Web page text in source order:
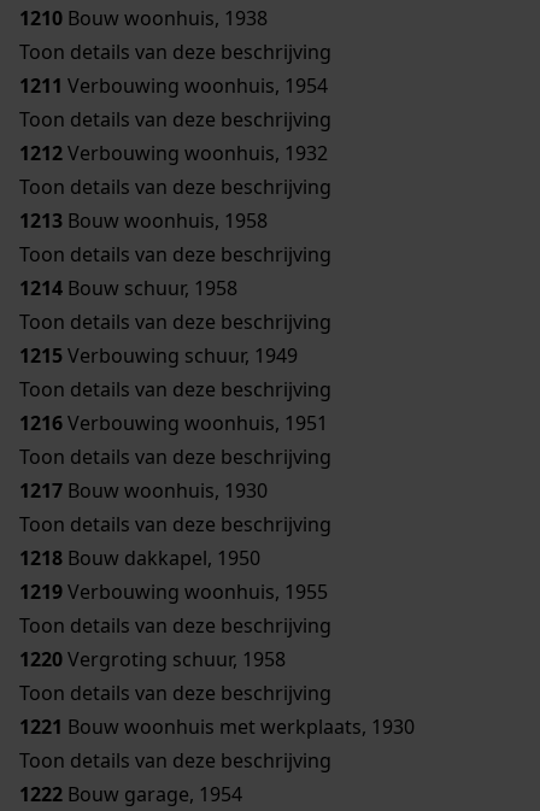
1210 Bouw woonhuis, 1938
Toon details van deze beschrijving
1211 Verbouwing woonhuis, 1954
Toon details van deze beschrijving
1212Verbouwing woonhuis, 1932
Toon details van deze beschrijving
1213 Bouw woonhuis, 1958
Toon details van deze beschrijving
1214 Bouw schuur, 1958
Toon details van deze beschrijving
1215Verbouwing schuur, 1949
Toon details van deze beschrijving
1216Verbouwing woonhuis, 1951
Toon details van deze beschrijving
1217 Bouw woonhuis, 1930
Toon details van deze beschrijving
1218 Bouw dakkapel, 1950
1219Verbouwing woonhuis, 1955
Toon details van deze beschrijving
1220Vergroting schuur, 1958
Toon details van deze beschrijving
1221 Bouw woonhuis met werkplaats, 1930
Toon details van deze beschrijving
1222 Bouw garage, 1954